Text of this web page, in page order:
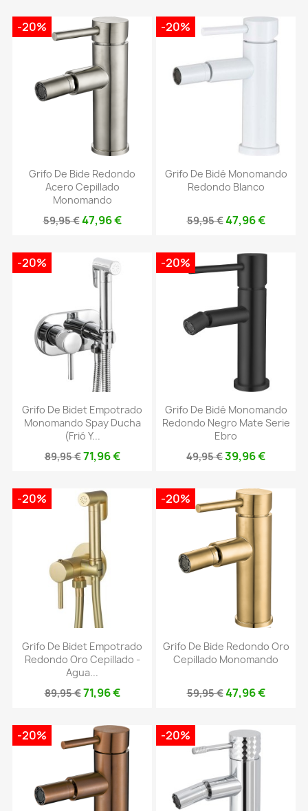
Grifo De Bide Redondo
Acero Cepillado
Monomando
59,95 €47,96 €
-20%
Grifo De Bidé Monomando
Redondo Blanco
59,95 €47,96 €
-20%
Grifo De Bidet Empotrado
Monomando Spay Ducha
(frió Y...
89,95 €71,96 €
-20%
Grifo De Bidé Monomando
Redondo Negro Mate Serie
Ebro
49,95 €39,96 €
-20%
Grifo De Bidet Empotrado
Redondo Oro Cepillado -
Agua...
89,95 €71,96 €
-20%
Grifo De Bide Redondo Oro
Cepillado Monomando
59,95 €47,96 €
-20%
-20% -20%